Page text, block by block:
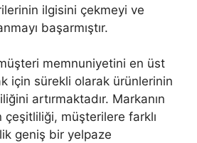
ilgisini çekmeyi ve
başarmıştır.
memnuniyetini en üst
için sürekli olarak ürünlerinin
artırmaktadır. Markanın
müşterilere farklı
geniş bir yelpaze